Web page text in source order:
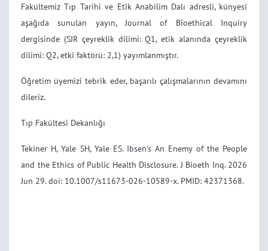
Fakültemiz Tıp Tarihi ve Etik Anabilim Dalı adresli, künyesi
aşağıda sunulan yayın, Journal of Bioethical Inquiry
dergisinde (SJR çeyreklik dilimi: Q1, etik alanında çeyreklik
dilimi: Q2, etki faktörü: 2,1) yayımlanmıştır.
Öğretim üyemizi tebrik eder, başarılı çalışmalarının devamını
dileriz.
Tıp Fakültesi Dekanlığı
Tekiner H, Yale SH, Yale ES. Ibsen's An Enemy of the People
and the Ethics of Public Health Disclosure. J Bioeth Inq. 2026
Jun 29. doi: 10.1007/s11673-026-10589-x. PMID: 42371368.